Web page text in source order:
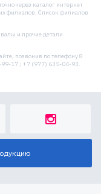
через каталог интернет
филиалов. Список филиалов
и прочие детали
позвонив по телефону 8
17 ; +7 (977) 635-04-93.